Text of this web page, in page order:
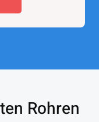
Rohren